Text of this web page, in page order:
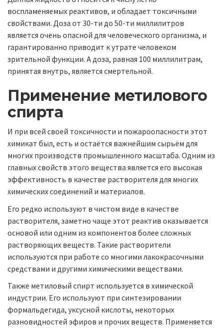
воспламеняемых реактивов, и обладает токсичными
свойствами. Доза от 30-ти до 50-ти миллилитров
является очень опасной для человеческого организма, и
гарантированно приводит к утрате человеком
зрительной функции. А доза, равная 100 миллилитрам,
принятая внутрь, является смертельной.
Применение метилового
спирта
И при всей своей токсичности и пожароопасности этот
химикат был, есть и остаётся важнейшим сырьём для
многих производств промышленного масштаба. Одним из
главных свойств этого вещества является его высокая
эффективность в качестве растворителя для многих
химических соединений и материалов.
Его редко используют в чистом виде в качестве
растворителя, заметно чаще этот реактив оказывается
основой или одним из компонентов более сложных
растворяющих веществ. Такие растворители
используются при работе со многими лакокрасочными
средствами и другими химическими веществами.
Также метиловый спирт используется в химической
индустрии. Его используют при синтезировании
формальдегида, уксусной кислоты, некоторых
разновидностей эфиров и прочих веществ. Применяется